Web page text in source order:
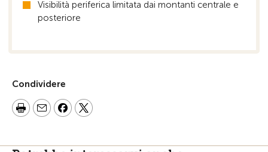
Visibilità periferica limitata dai montanti centrale e
posteriore
Condividere